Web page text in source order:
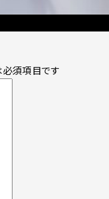
須項目です